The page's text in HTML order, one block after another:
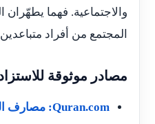
والاجتماعية. فهما يطهّران
المجتمع من أفراد
مصادر موثوقة
Quran.com: مصارف الزكاة